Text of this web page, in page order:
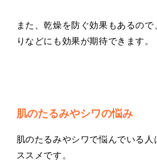
また、乾燥を防ぐ効果もあるの
りなどにも効果が期待できます。
肌のたるみやシワの悩み
肌のたるみやシワで悩んでいる
ススメです。